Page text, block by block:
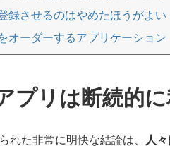
録させるのはやめたほうがよい
ーダーするアプリケーション
プリは断続的
れた非常に明快な結論は、
人